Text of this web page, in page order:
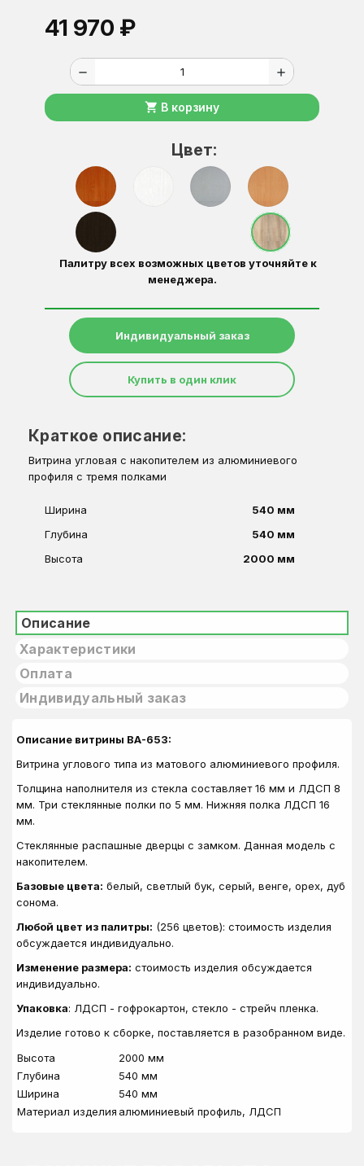
41 970 ₽
remove add
shopping_cart В корзину
Цвет:
Палитру всех возможных цветов уточняйте к
менеджера.
Индивидуальный заказ
Купить в один клик
Краткое описание:
Витрина угловая с накопителем из алюминиевого
профиля с тремя полками
Ширина
540 мм
Глубина
540 мм
Высота
2000 мм
Описание
Характеристики
Оплата
Индивидуальный заказ
Описание витрины ВА-653:
Витрина углового типа из матового алюминиевого профиля.
Толщина наполнителя из стекла составляет 16 мм и ЛДСП 8
мм. Три стеклянные полки по 5 мм. Нижняя полка ЛДСП 16
мм.
Стеклянные распашные дверцы с замком. Данная модель с
накопителем.
Базовые цвета: белый, светлый бук, серый, венге, орех, дуб
сонома.
Любой цвет из палитры: (256 цветов): стоимость изделия
обсуждается индивидуально.
Изменение размера: стоимость изделия обсуждается
индивидуально.
Упаковка: ЛДСП - гофрокартон, стекло - стрейч пленка.
Изделие готово к сборке, поставляется в разобранном виде.
Высота
2000 мм
Глубина
540 мм
Ширина
540 мм
Материал изделия алюминиевый профиль, ЛДСП